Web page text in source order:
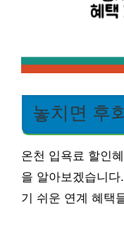
놓치면 후
온천 입욕료 할인
을 알아보겠습니
기 쉬운 연계 혜택